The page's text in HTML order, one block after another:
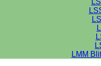
LMM